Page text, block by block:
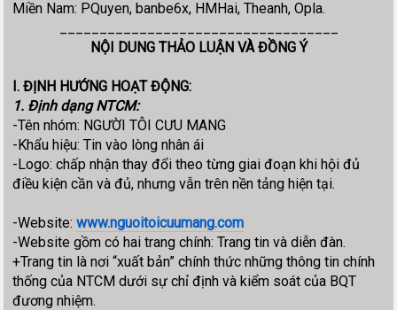
Miền Nam: PQuyen, banbe6x, HMHai, Theanh, Opla.
NỘI DUNG THẢO LUẬN VÀ ĐỒNG Ý
I. ĐỊNH HƯỚNG HOẠT ĐỘNG:
1. Định dạng NTCM:
-Tên nhóm: NGƯỜI TÔI CƯU MANG
-Khẩu hiệu: Tin vào lòng nhân ái
-Logo: chấp nhận thay đổi theo từng giai đoạn khi hội đủ
điều kiện cần và đủ, nhưng vẫn trên nền tảng hiện tại.
-Website:www.nguoitoicuumang.com
-Website gồm có hai trang chính: Trang tin và diễn đàn.
+Trang tin là nơi “xuất bản” chính thức những thông tin chính
thống của NTCM dưới sự chỉ định và kiểm soát của BQT
đương nhiệm.